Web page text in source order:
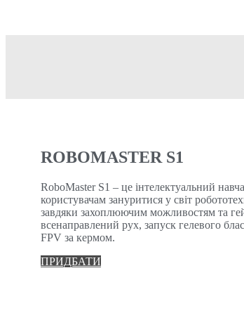
ROBOMASTER S1
RoboMaster S1 – це інтелектуальний
користувачам зануритися у світ
завдяки захоплюючим можливостям та
всенаправлений рух, запуск гелевого
FPV за кермом.
ПРИДБАТИ